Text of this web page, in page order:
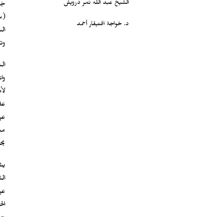
الشيخ عبد الله نمر درويش
د. خواجة افتيقار أحمد